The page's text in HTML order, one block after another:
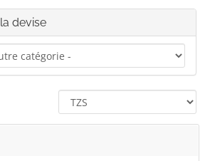
devise